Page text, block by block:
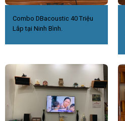
Combo DBacoustic 40 Triệu
Lắp tại Ninh Bình.